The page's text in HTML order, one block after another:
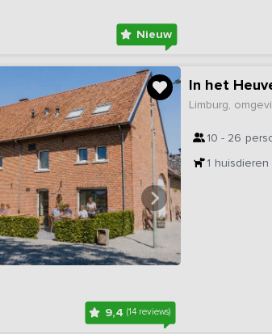
Nieuw
9,4(14 reviews)
In het
Limburg,
10 - 26
1 huisdieren